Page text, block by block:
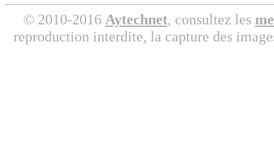
© 2010-2016 Aytechnet, consultez les
reproduction interdite, la capture des